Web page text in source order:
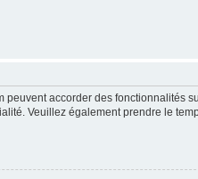
peuvent accorder des fonctionnalités
Veuillez également prendre le